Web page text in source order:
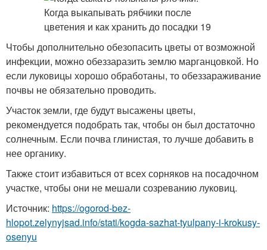
Чтобы дополнительно обезопасить цветы от возможной
инфекции, можно обеззаразить землю марганцовкой. Но
если луковицы хорошо обработаны, то обеззараживание
почвы не обязательно проводить.
Участок земли, где будут высажены цветы,
рекомендуется подобрать так, чтобы он был достаточно
солнечным. Если почва глинистая, то лучше добавить в
нее органику.
Также стоит избавиться от всех сорняков на посадочном
участке, чтобы они не мешали созреванию луковиц.
Источник: https://ogorod-bez-
hlopot.zelynyjsad.info/stati/kogda-sazhat-tyulpany-i-krokusy-
osenyu